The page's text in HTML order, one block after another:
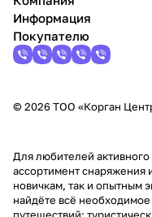
Информация
Покупателю
© 2026 ТОО «Корган
Для любителей
ассортимент снаряжения
новичкам, так и опытным
найдёте всё